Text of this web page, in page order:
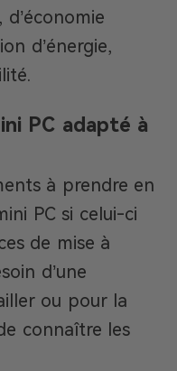
d’énergie,
PC adapté à
à prendre en
PC si celui-ci
de mise à
d’une
ou pour la
connaître les